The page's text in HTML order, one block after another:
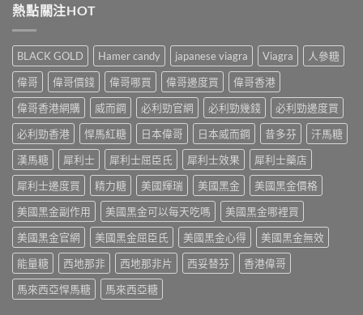
渠
4
招
防
偽
鑑
別
指
南〉
士
品
排
行
榜
與
網
購
選
指
南〉
中
港
全
攻
略：
藥
房
與
網
購
貨
渠
道
比
較〉
中
必
利
香
港
價
格
全
攻
略：
Priligy
房
與
網
購
正
貨
渠
比
較〉
熱點關注HOT
BLACK GOLD Hamer candy japanese viagra Viagra
人參糖
偉哥
偉哥價錢 偉哥哪買 偉哥邊度買
偉哥香港
偉哥香港網購
威而鋼 必利勁官網 必利勁幾錢
必利勁邊度買
必利勁香港
悍馬紅糖 日本偉哥 日本威而鋼 昔多芬
汗馬糖
漢馬糖
犀利士 犀利士屈臣氏 犀利士效果
犀利士藥店
犀利士邊度買
精力糖 美國輝瑞 美國黑金
美國黑金價格
美國黑金副作用
美國黑金可以每天吃嗎
美國黑金哪裡買
美國黑金官網
美國黑金屈臣氏 美國黑金心得
美國黑金無效
能量糖
西地那非 西地那非片 西妥替芬
香港偉哥
馬來西亞悍馬糖
馬來西亞糖